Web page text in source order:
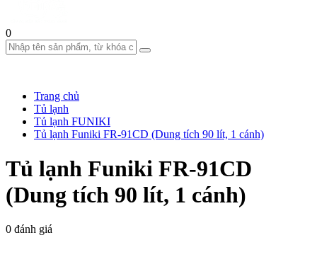
0
Trang chủ
Tủ lạnh
Tủ lạnh FUNIKI
Tủ lạnh Funiki FR-91CD (Dung tích 90 lít, 1 cánh)
Tủ lạnh Funiki FR-91CD
(Dung tích 90 lít, 1 cánh)
0 đánh giá